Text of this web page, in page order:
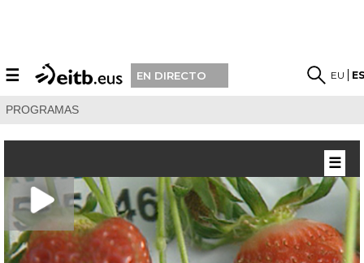
☰ EN DIRECTO EU
PROGRAMAS
☰